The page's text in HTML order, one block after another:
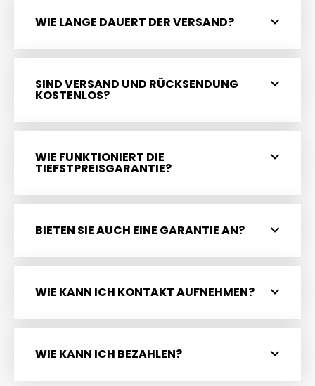
WIE LANGE DAUERT DER VERSAND?
SIND VERSAND UND RÜCKSENDUNG
KOSTENLOS?
WIE FUNKTIONIERT DIE
TIEFSTPREISGARANTIE?
BIETEN SIE AUCH EINE GARANTIE AN?
WIE KANN ICH KONTAKT AUFNEHMEN?
WIE KANN ICH BEZAHLEN?